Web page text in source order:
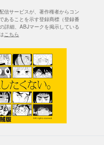
信サービスが、著作権者からコン
あることを示す登録商標（登録番
詳細、ABJマークを掲示している
こちら